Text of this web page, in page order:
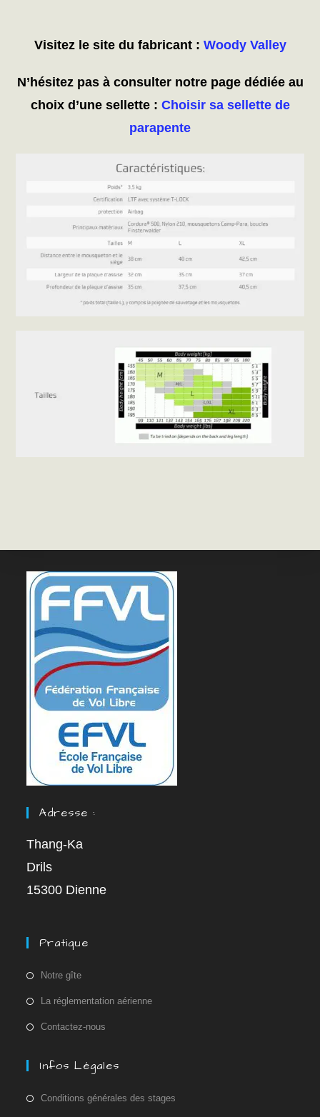
Visitez le site du fabricant : Woody Valley
N’hésitez pas à consulter notre page dédiée au
choix d’une sellette : Choisir sa sellette de
parapente
Adresse :
Thang-Ka
Drils
15300 Dienne
Pratique
Notre gîte
La réglementation aérienne
Contactez-nous
Infos Légales
Conditions générales des stages